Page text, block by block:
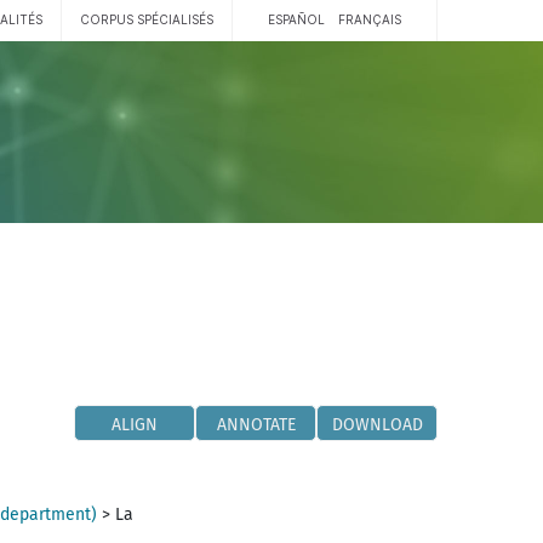
CORPUS SPÉCIALISÉS ESPAÑOL FRANÇAIS
ALIGN ANNOTATE DOWNLOAD
> La